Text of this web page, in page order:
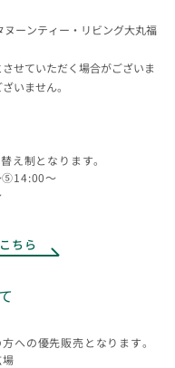
ーンティー・リビング大丸福
せていただく場合がございま
いません。
え制となります。
～
ちら
への優先販売となります。